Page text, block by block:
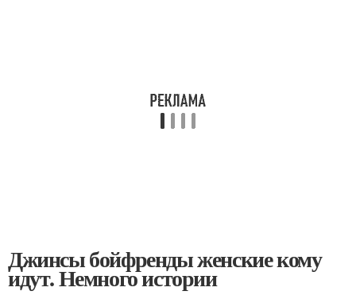
Джинсы бойфренды женские кому
идут. Немного истории